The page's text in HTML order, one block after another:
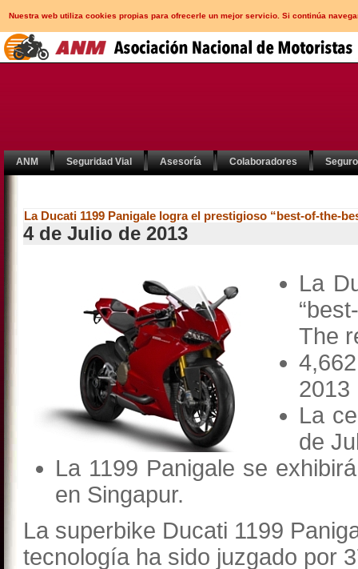
Nuestra web utiliza cookies propias para ofrecerle un mejor servicio. Si continúa
ANM Seguridad Vial Asesoría Colaboradores
La Ducati 1199 Panigale logra el prestigioso “best-of-the-
4 de Julio de 2013
La
The
2013
La
de
La 1199 Panigale se
en Singapur.
La superbike Ducati 1199
tecnología ha sido juzgado por